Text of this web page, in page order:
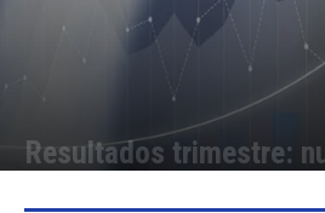
Resultados trimestre: